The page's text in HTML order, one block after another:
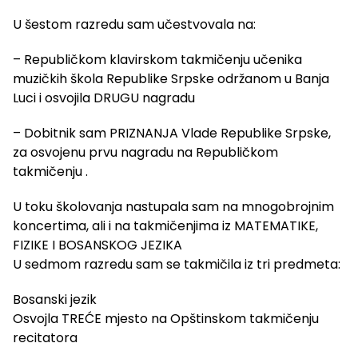
U šestom razredu sam učestvovala na:
– Republičkom klavirskom takmičenju učenika
muzičkih škola Republike Srpske održanom u Banja
Luci i osvojila DRUGU nagradu
– Dobitnik sam PRIZNANJA Vlade Republike Srpske,
za osvojenu prvu nagradu na Republičkom
takmičenju .
U toku školovanja nastupala sam na mnogobrojnim
koncertima, ali i na takmičenjima iz MATEMATIKE,
FIZIKE I BOSANSKOG JEZIKA
U sedmom razredu sam se takmičila iz tri predmeta:
Bosanski jezik
Osvojla TREĆE mjesto na Opštinskom takmičenju
recitatora